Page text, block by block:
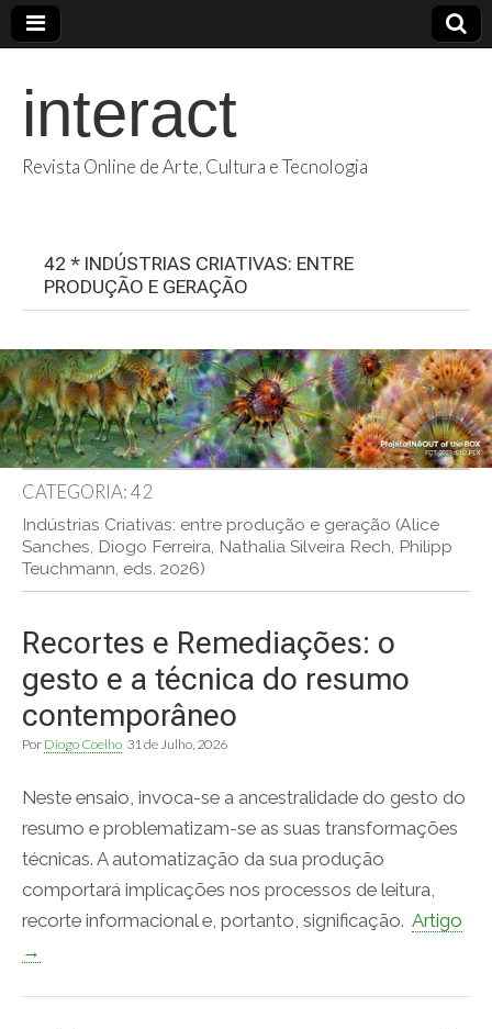
interact
Revista Online de Arte, Cultura e Tecnologia
42 * INDÚSTRIAS CRIATIVAS: ENTRE
PRODUÇÃO E GERAÇÃO
CATEGORIA:42
Indústrias Criativas: entre produção e geração (Alice
Sanches, Diogo Ferreira, Nathalia Silveira Rech, Philipp
Teuchmann, eds. 2026)
Recortes e Remediações: o
gesto e a técnica do resumo
contemporâneo
Por Diogo Coelho 31 de Julho, 2026
Neste ensaio, invoca-se a ancestralidade do gesto do
resumo e problematizam-se as suas transformações
técnicas. A automatização da sua produção
comportará implicações nos processos de leitura,
recorte informacional e, portanto, significação. Artigo
→